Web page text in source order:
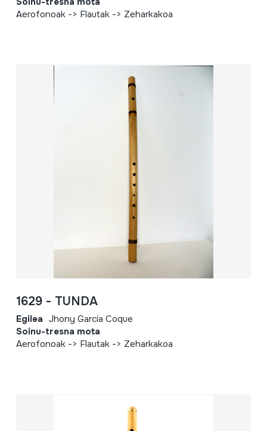
Aerofonoak -> Flautak -> Zeharkakoa
1629 - TUNDA
Egilea Jhony García Coque
Soinu-tresna mota
Aerofonoak -> Flautak -> Zeharkakoa